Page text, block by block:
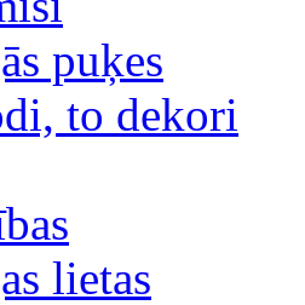
puķes
to dekori
lietas